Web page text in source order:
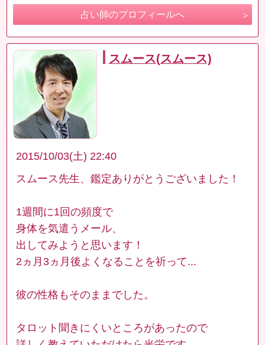
占い師のプロフィールへ
スムース(スムース)
2015/10/03(土) 22:40
スムース先生、鑑定ありがとうございました！
1週間に1回の頻度で
身体を気遣うメール、
出してみようと思います！
2ヵ月3ヵ月後よくなることを祈って...
彼の性格もそのままでした。
タロット聞きにくいところがあったので